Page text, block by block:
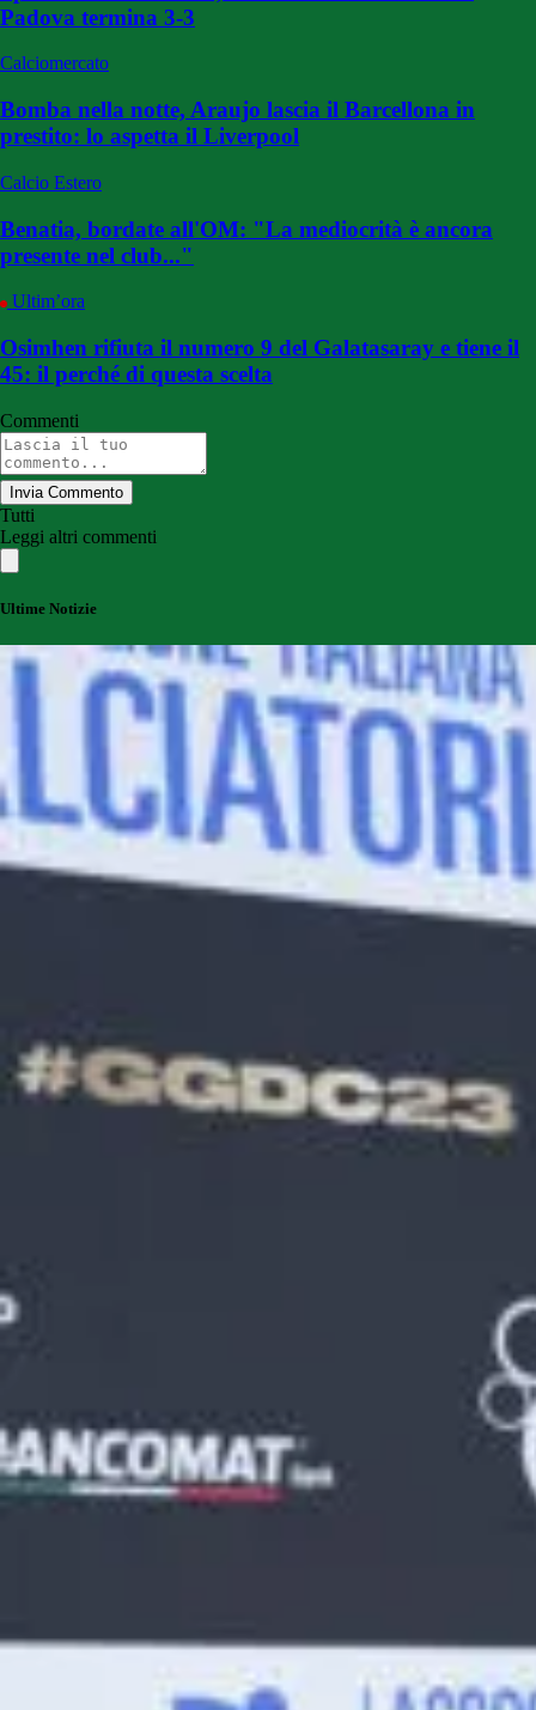
Padova termina 3-3
Calciomercato
Bomba nella notte, Araujo lascia il Barcellona in
prestito: lo aspetta il Liverpool
Calcio Estero
Benatia, bordate all'OM: "La mediocrità è ancora
presente nel club..."
Ultim’ora
Osimhen rifiuta il numero 9 del Galatasaray e tiene il
45: il perché di questa scelta
Commenti
Invia Commento
Tutti
Leggi altri commenti
Ultime Notizie